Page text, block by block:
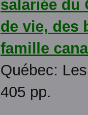
salariée du
de vie, des
famille
Québec:
405 pp.